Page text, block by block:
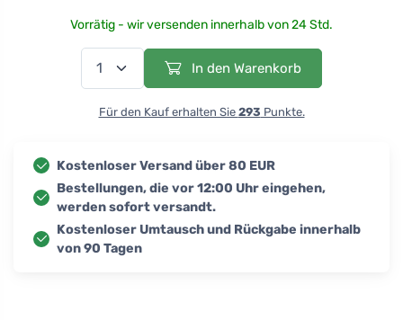
Vorrätig - wir versenden innerhalb von 24 Std.
In den Warenkorb
Für den Kauf erhalten Sie 293 Punkte.
Kostenloser Versand über 80 EUR
Bestellungen, die vor 12:00 Uhr eingehen,
werden sofort versandt.
Kostenloser Umtausch und Rückgabe innerhalb
von 90 Tagen